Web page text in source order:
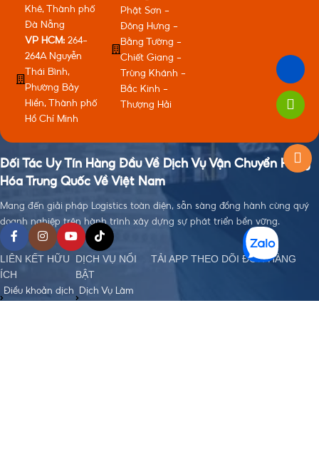
Khê, Thành phố
Đà Nẵng
VP HCM: 264-
264A Nguyễn
Thái Bình,
Phường Bảy
Hiền, Thành phố
Hồ Chí Minh
Phật Sơn -
Đông Hưng -
Bằng Tường -
Chiết Giang -
Trùng Khánh -
Bắc Kinh -
Thượng Hải
Đối Tác Uy Tín Hàng Đầu Về Dịch Vụ Vận Chuyển Hàng
Hóa Trung Quốc Về Việt Nam
Mang đến giải pháp Logistics toàn diện, sẵn sàng đồng hành cùng quý
doanh nghiệp trên hành trình xây dựng sự phát triển bền vững.
LIÊN KẾT HỮU
ÍCH
Điều khoản dịch
DỊCH VỤ NỔI
BẬT
Dịch Vụ Làm
TẢI APP THEO DÕI ĐƠN HÀNG